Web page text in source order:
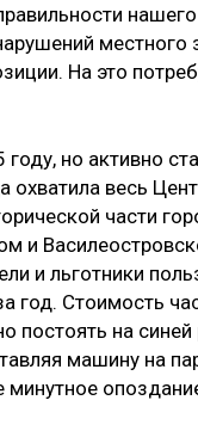
нашего
местного
На это
но активно
охватила весь
части
и
и льготники
год. Стоимость
постоять на
машину на